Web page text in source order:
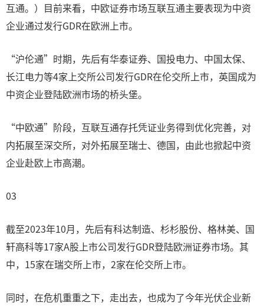
互通。）目前来看，中欧证券市场互联互通主要表现为中资
企业通过发行GDR在欧洲上市。
“沪伦通”时期，先后有华泰证券、国投电力、中国太保、
长江电力等4家上交所公司发行GDR在伦交所上市，英国成为
中资企业登陆欧洲市场的桥头堡。
“中欧通”阶段，互联互通存托凭证业务得到优化完善，对
内拓展至深交所，对外拓展至瑞士、德国，由此也掀起中资
企业赴欧上市高潮。
03
截至2023年10月，先后有科达制造、杉杉股份、格林美、国
轩高科等17家A股上市公司发行GDR登陆欧洲证券市场。其
中，15家在瑞交所上市，2家在伦交所上市。
同时，在危机重重之下，走出去，也成为了今年光伏企业新